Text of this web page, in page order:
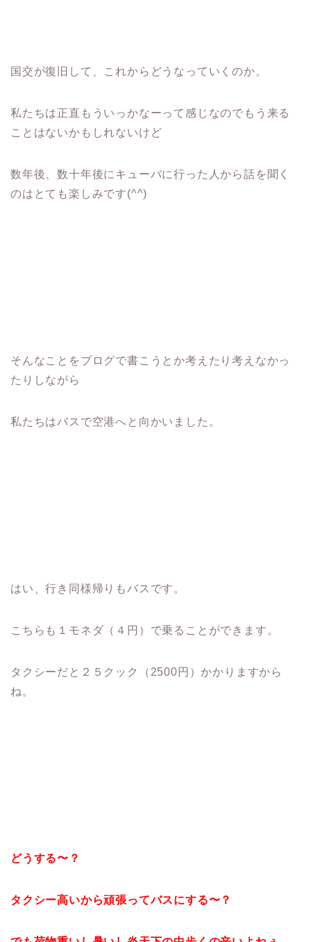
国交が復旧して、これからどうなっていくのか。
私たちは正直もういっかなーって感じなのでもう来る
ことはないかもしれないけど
数年後、数十年後にキューバに行った人から話を聞く
のはとても楽しみです(^^)
そんなことをブログで書こうとか考えたり考えなかっ
たりしながら
私たちはバスで空港へと向かいました。
はい、行き同様帰りもバスです。
こちらも１モネダ（４円）で乗ることができます。
タクシーだと２５クック（2500円）かかりますから
ね。
どうする〜？
タクシー高いから頑張ってバスにする〜？